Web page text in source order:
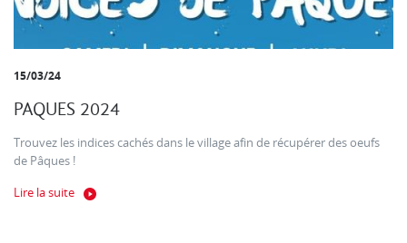
15/03/24
PAQUES 2024
Trouvez les indices cachés dans le village afin de récupérer des oeufs
de Pâques !
Lire la suite